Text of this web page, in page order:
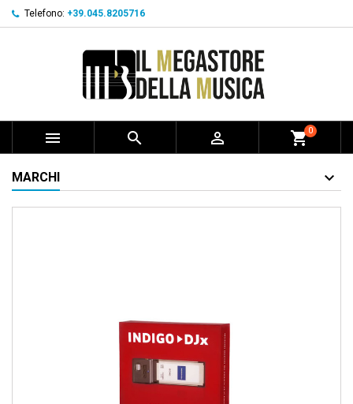
Telefono: +39.045.8205716
   shopping_cart0
MARCHI